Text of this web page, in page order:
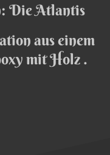
Die Atlantis
aus einem
mit Holz .